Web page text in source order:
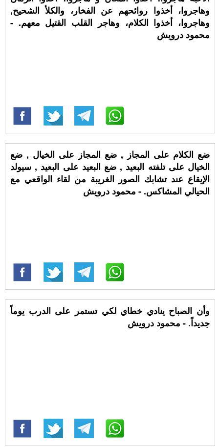
وهاجروا، أخذوا روائحهم عن الفخار، والكلأ الشحيح,
وهاجروا، أخذوا الكلام، وهاجر القلب القتيل معهم. -
محمود درويش
ضع الكلام على المجاز , ضع المجاز على الخيال , ضع
الخيال على تلفته البعيد , ضع البعيد على البعيد , سيولد
الإيقاع عند تشابك الصور الغريبة من لقاء الواقعي مع
الحيالي المشاكس. - محمود درويش
وأن الصباح ينادي خطاي لكي تستمر على الدرب يوماً
جديداً. - محمود درويش